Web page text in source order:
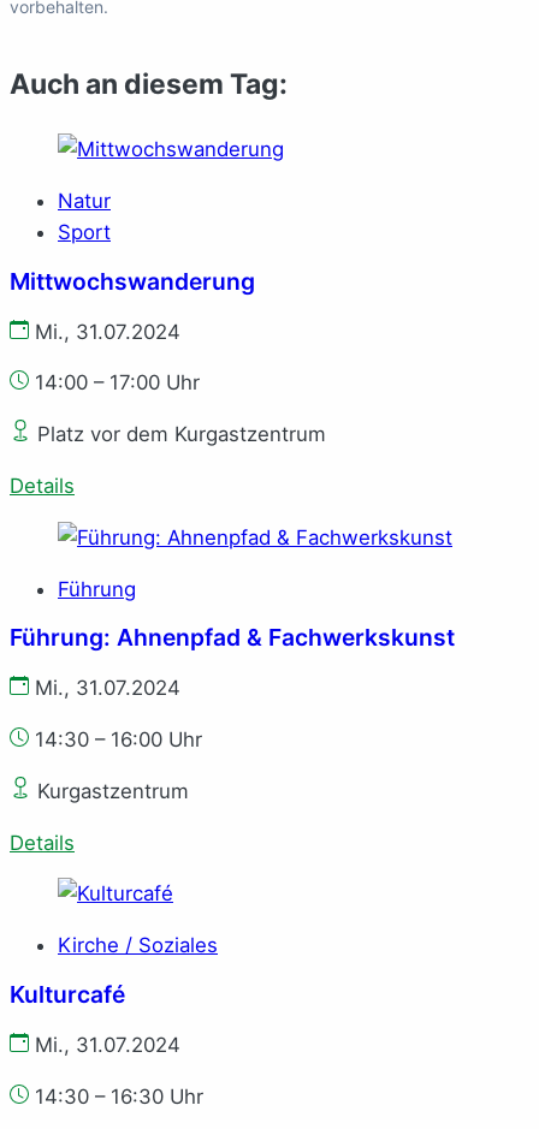
vorbehalten.
Auch an diesem Tag:
Natur
Sport
Mittwochswanderung
Mi., 31.07.2024
14:00 – 17:00 Uhr
Platz vor dem Kurgastzentrum
Details
Führung
Führung: Ahnenpfad & Fachwerkskunst
Mi., 31.07.2024
14:30 – 16:00 Uhr
Kurgastzentrum
Details
Kirche / Soziales
Kulturcafé
Mi., 31.07.2024
14:30 – 16:30 Uhr